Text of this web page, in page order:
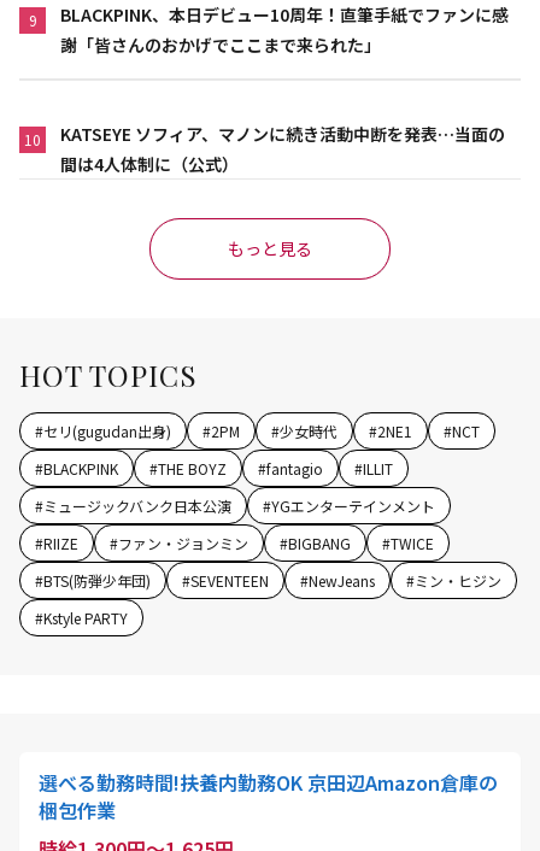
9
BLACKPINK、本日デビュー10周年！直筆手紙でファンに感
謝「皆さんのおかげでここまで来られた」
10
KATSEYE ソフィア、マノンに続き活動中断を発表…当面の
間は4人体制に（公式）
もっと見る
HOT TOPICS
#セリ(gugudan出身) #2PM #少女時代 #2NE1 #NCT
#BLACKPINK #THE BOYZ #fantagio #ILLIT
#ミュージックバンク日本公演 #YGエンターテインメント
#RIIZE #ファン・ジョンミン #BIGBANG #TWICE
#BTS(防弾少年団) #SEVENTEEN #NewJeans #ミン・ヒジン
#Kstyle PARTY
選べる勤務時間!扶養内勤務OK 京田辺Amazon倉庫の
梱包作業